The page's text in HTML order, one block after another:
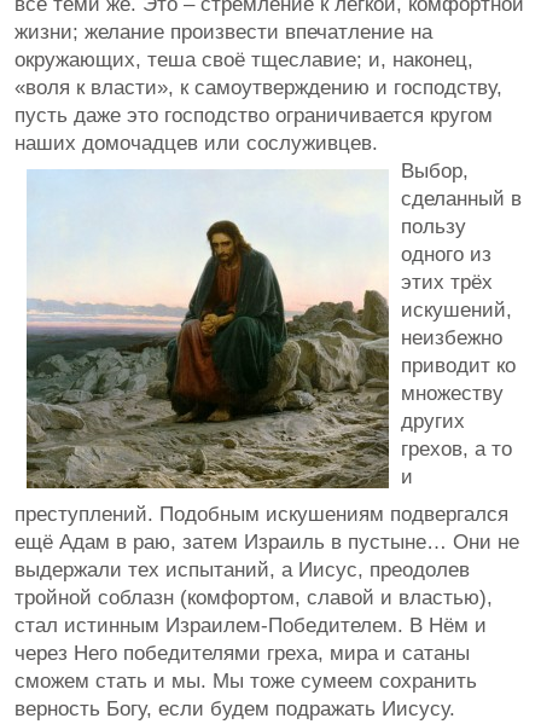
жизни; желание произвести впечатление на
окружающих, теша своё тщеславие; и, наконец,
«воля к власти», к самоутверждению и господству,
пусть даже это господство ограничивается кругом
наших домочадцев или сослуживцев.
Выбор,
сделанный в
пользу
одного из
этих трёх
искушений,
неизбежно
приводит ко
множеству
других
грехов, а то
и
преступлений. Подобным искушениям подвергался
ещё Адам в раю, затем Израиль в пустыне… Они не
выдержали тех испытаний, а Иисус, преодолев
тройной соблазн (комфортом, славой и властью),
стал истинным Израилем-Победителем. В Нём и
через Него победителями греха, мира и сатаны
сможем стать и мы. Мы тоже сумеем сохранить
верность Богу, если будем подражать Иисусу.